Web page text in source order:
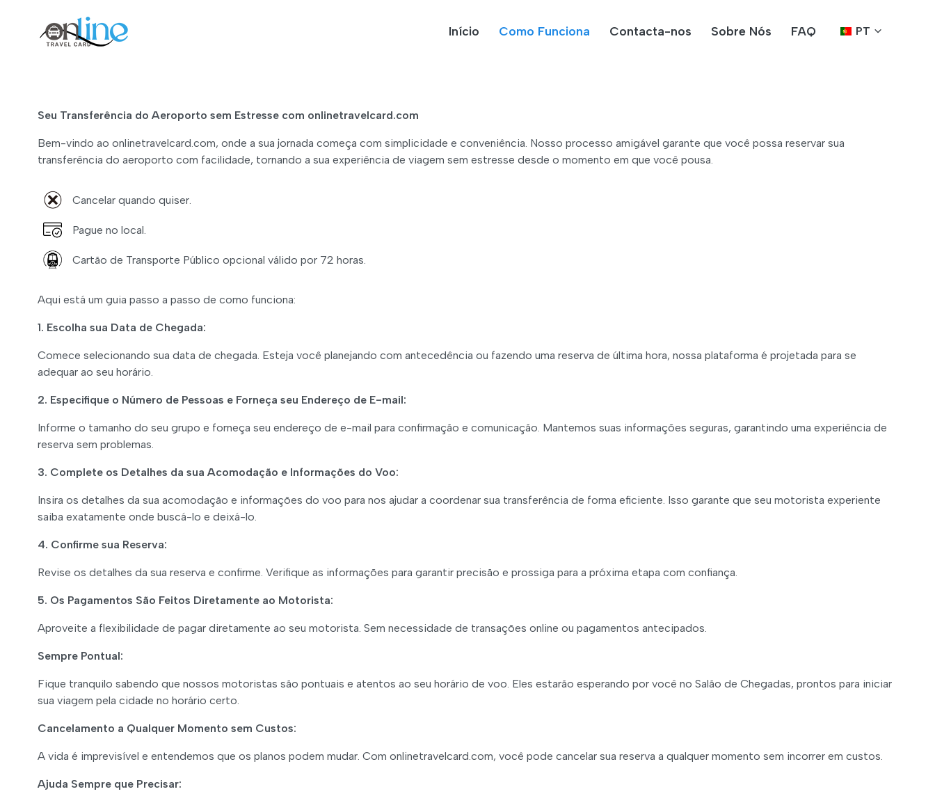
Início Como Funciona Contacta-nos Sobre Nós FAQ PT
Seu Transferência do Aeroporto sem Estresse com onlinetravelcard.com
Bem-vindo ao onlinetravelcard.com, onde a sua jornada começa com simplicidade e conveniência. Nosso processo amigável garante que você possa reservar sua
transferência do aeroporto com facilidade, tornando a sua experiência de viagem sem estresse desde o momento em que você pousa.
Cancelar quando quiser.
Pague no local.
Cartão de Transporte Público opcional válido por 72 horas.
Aqui está um guia passo a passo de como funciona:
1. Escolha sua Data de Chegada:
Comece selecionando sua data de chegada. Esteja você planejando com antecedência ou fazendo uma reserva de última hora, nossa plataforma é projetada para se
adequar ao seu horário.
2. Especifique o Número de Pessoas e Forneça seu Endereço de E-mail:
Informe o tamanho do seu grupo e forneça seu endereço de e-mail para confirmação e comunicação. Mantemos suas informações seguras, garantindo uma experiência de
reserva sem problemas.
3. Complete os Detalhes da sua Acomodação e Informações do Voo:
Insira os detalhes da sua acomodação e informações do voo para nos ajudar a coordenar sua transferência de forma eficiente. Isso garante que seu motorista experiente
saiba exatamente onde buscá-lo e deixá-lo.
4. Confirme sua Reserva:
Revise os detalhes da sua reserva e confirme. Verifique as informações para garantir precisão e prossiga para a próxima etapa com confiança.
5. Os Pagamentos São Feitos Diretamente ao Motorista:
Aproveite a flexibilidade de pagar diretamente ao seu motorista. Sem necessidade de transações online ou pagamentos antecipados.
Sempre Pontual:
Fique tranquilo sabendo que nossos motoristas são pontuais e atentos ao seu horário de voo. Eles estarão esperando por você no Salão de Chegadas, prontos para iniciar
sua viagem pela cidade no horário certo.
Cancelamento a Qualquer Momento sem Custos:
A vida é imprevisível e entendemos que os planos podem mudar. Com onlinetravelcard.com, você pode cancelar sua reserva a qualquer momento sem incorrer em custos.
Ajuda Sempre que Precisar: